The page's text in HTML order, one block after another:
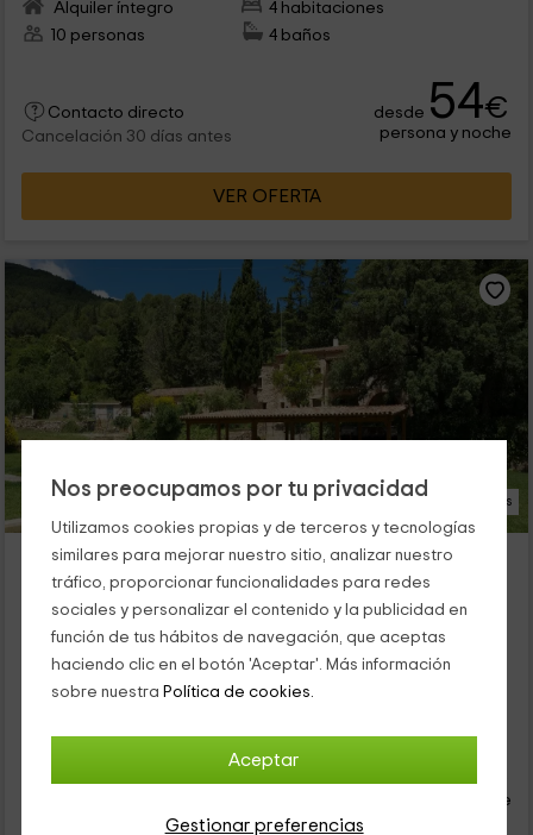
Nos preocupamos por tu privacidad
Utilizamos cookies propias y de terceros y tecnologías
similares para mejorar nuestro sitio, analizar nuestro
tráfico, proporcionar funcionalidades para redes
sociales y personalizar el contenido y la publicidad en
función de tus hábitos de navegación, que aceptas
haciendo clic en el botón 'Aceptar'. Más información
sobre nuestra Política de cookies.
Aceptar
Gestionar preferencias
Alquiler íntegro
4 habitaciones
10 personas
4 baños
Contacto directo
Cancelación 30 días antes
desde 54€
persona y noche
VER OFERTA
29 Fotos
Casa Pairal
Alojamiento ubicado a 3.7km de El Mila
Alcover, Tarragona
0 opiniones
Alquiler íntegro
4 habitaciones
9 personas
4 baños
Contacto directo
desde42
persona y noche